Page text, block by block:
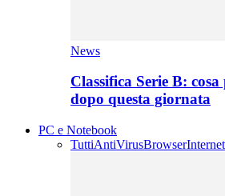
News
Classifica Serie B:
dopo questa giornata
PC e Notebook
TuttiAntiVirusBrowserInternet